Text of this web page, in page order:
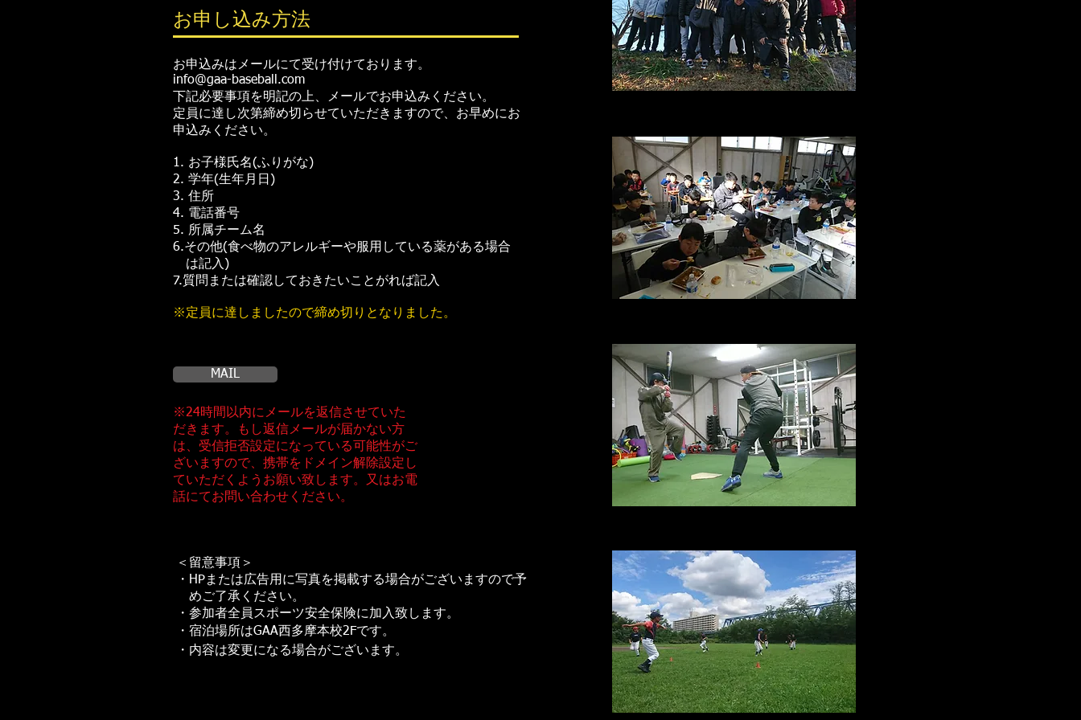
お申し込み方法
お申込みはメールにて受け付けております。
info@gaa-baseball.com
下記必要事項を明記の上、メールでお申込みください。
定員に達し次第締め切らせていただきますので、お早めにお
申込みください。
1. お子様氏名(ふりがな)
2. 学年(生年月日)
3. 住所
4. 電話番号
5. 所属チーム名
6.その他(食べ物のアレルギーや服用している薬がある場合
は記入)
​7.質問または確認しておきたいことがれば記入
※定員に達しましたので締め切りとなりました。
MAIL
※24時間以内にメールを返信させていた
だきます。もし返信メールが届かない方
は、受信拒否設定になっている可能性がご
ざいますので、携帯をドメイン解除設定し
ていただくようお願い致します。又はお電
話にてお問い合わせください。
＜留意事項＞
・HPまたは広告用に写真を掲載する場合がございますので予
めご了承ください。
・参加者全員スポーツ安全保険に加入致します。
・宿泊場所はGAA西多摩本校2Fです。
・内容は変更になる場合がございます。